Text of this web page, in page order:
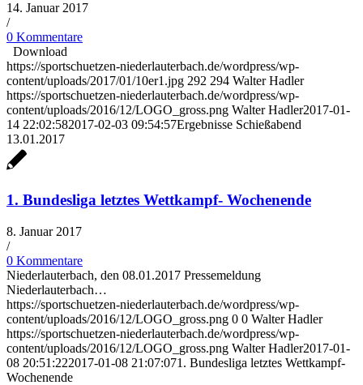
14. Januar 2017
/
0 Kommentare
Download
https://sportschuetzen-niederlauterbach.de/wordpress/wp-
content/uploads/2017/01/10er1.jpg 292 294 Walter Hadler
https://sportschuetzen-niederlauterbach.de/wordpress/wp-
content/uploads/2016/12/LOGO_gross.png Walter Hadler2017-01-
14 22:02:582017-02-03 09:54:57Ergebnisse Schießabend
13.01.2017
1. Bundesliga letztes Wettkampf- Wochenende
8. Januar 2017
/
0 Kommentare
Niederlauterbach, den 08.01.2017 Pressemeldung
Niederlauterbach…
https://sportschuetzen-niederlauterbach.de/wordpress/wp-
content/uploads/2016/12/LOGO_gross.png 0 0 Walter Hadler
https://sportschuetzen-niederlauterbach.de/wordpress/wp-
content/uploads/2016/12/LOGO_gross.png Walter Hadler2017-01-
08 20:51:222017-01-08 21:07:071. Bundesliga letztes Wettkampf-
Wochenende